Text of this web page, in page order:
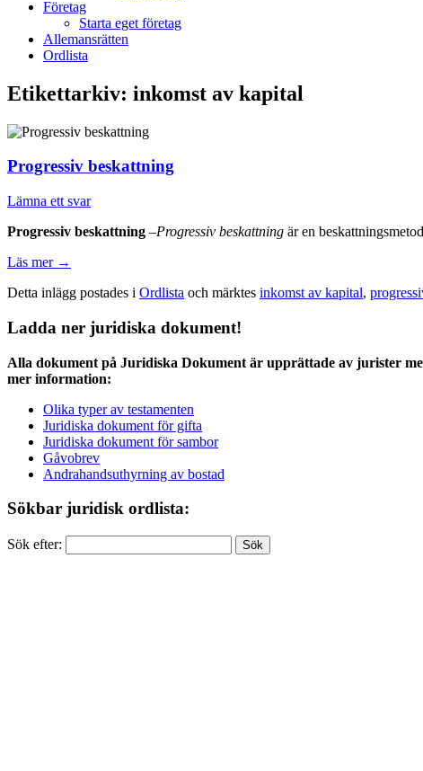
Företag
Starta eget företag
Allemansrätten
Ordlista
Etikettarkiv: inkomst av kapital
Progressiv beskattning
Lämna ett svar
Progressiv beskattning –Progressiv beskattning är en
Läs mer →
Detta inlägg postades i Ordlista och märktes inkomst av kapital,
Ladda ner juridiska dokument!
Alla dokument på Juridiska Dokument är upprättade av jurister
mer information:
Olika typer av testamenten
Juridiska dokument för gifta
Juridiska dokument för sambor
Gåvobrev
Andrahandsuthyrning av bostad
Sökbar juridisk ordlista:
Sök efter: